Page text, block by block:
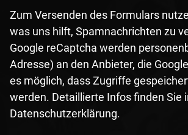
Zum Versenden des Formulars
was uns hilft, Spamnachrichten zu
Google reCaptcha werden
Adresse) an den Anbieter, die
es möglich, dass Zugriffe
werden. Detaillierte Infos finden Sie
Datenschutzerklärung.